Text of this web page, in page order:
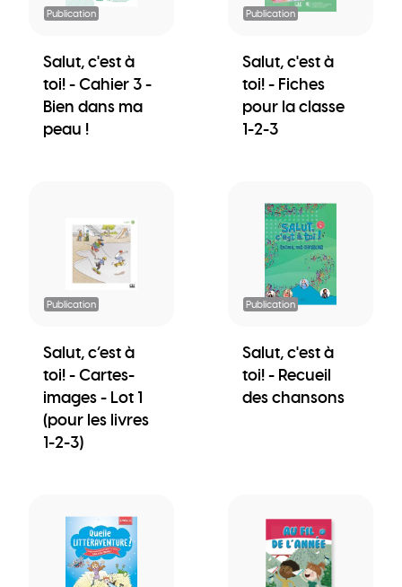
Publication
Salut, c'est à
toi! - Cahier 3 -
Bien dans ma
peau !
Publication
Salut, c'est à
toi! - Fiches
pour la classe
1-2-3
Publication
Salut, c’est à
toi! - Cartes-
images - Lot 1
(pour les livres
1-2-3)
Publication
Salut, c'est à
toi! - Recueil
des chansons